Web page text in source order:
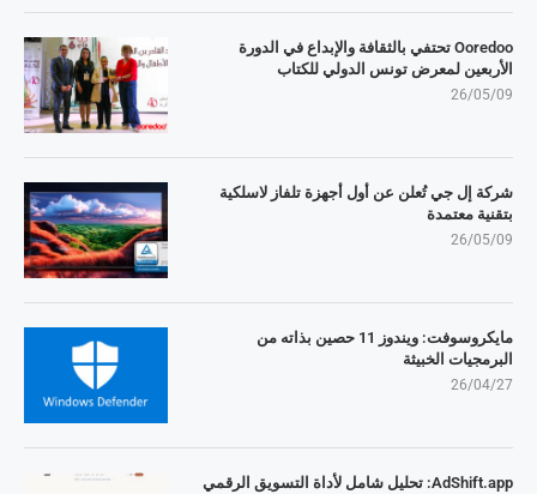
Ooredoo تحتفي بالثقافة والإبداع في الدورة
الأربعين لمعرض تونس الدولي للكتاب
26/05/09
شركة إل جي تُعلن عن أول أجهزة تلفاز لاسلكية
بتقنية معتمدة
26/05/09
مايكروسوفت: ويندوز 11 حصين بذاته من
البرمجيات الخبيثة
26/04/27
AdShift.app: تحليل شامل لأداة التسويق الرقمي